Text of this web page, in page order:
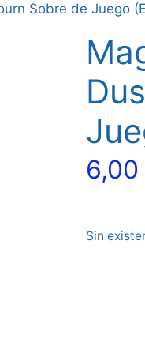
Sobre de Juego
6,00
Sin